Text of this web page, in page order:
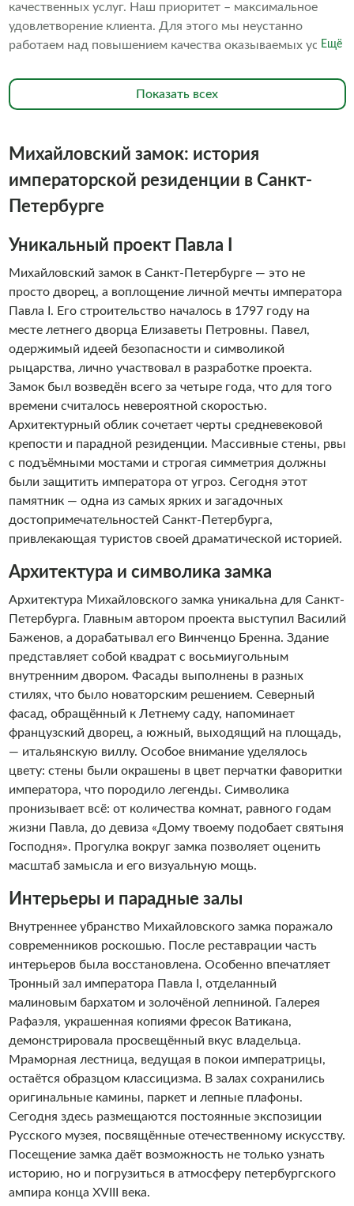
качественных услуг. Наш приоритет – максимальное
удовлетворение клиента. Для этого мы неустанно
работаем над повышением качества оказываемых услуг.
состояние наших судов. В исправности содержатся
средства безопасности. Наш персонал обладает высокой
безопасным. Мы знаем, что речные прогулки - это
незабываемое развлечение, которое сильно отличается
от других видов транспорта свежим воздухом и
недоступными ранее видами на достопримечательности
города с воды. Мы знаем, что речные прогулки - это
незабываемое удовольствие, поэтому водные прогулки с
командой «Алые паруса» обязан себе позволить каждый
гость Санкт- Петербурга. И, конечно, каждый житель
города должен периодически баловать себя ими. Добро
пожаловать на борт!
Ещё
Показать всех
Михайловский замок: история
императорской резиденции в Санкт-
Петербурге
Уникальный проект Павла I
Михайловский замок в Санкт-Петербурге — это не
просто дворец, а воплощение личной мечты императора
Павла I. Его строительство началось в 1797 году на
месте летнего дворца Елизаветы Петровны. Павел,
одержимый идеей безопасности и символикой
рыцарства, лично участвовал в разработке проекта.
Замок был возведён всего за четыре года, что для того
времени считалось невероятной скоростью.
Архитектурный облик сочетает черты средневековой
крепости и парадной резиденции. Массивные стены, рвы
с подъёмными мостами и строгая симметрия должны
были защитить императора от угроз. Сегодня этот
памятник — одна из самых ярких и загадочных
достопримечательностей Санкт-Петербурга,
привлекающая туристов своей драматической историей.
Архитектура и символика замка
Архитектура Михайловского замка уникальна для Санкт-
Петербурга. Главным автором проекта выступил Василий
Баженов, а дорабатывал его Винченцо Бренна. Здание
представляет собой квадрат с восьмиугольным
внутренним двором. Фасады выполнены в разных
стилях, что было новаторским решением. Северный
фасад, обращённый к Летнему саду, напоминает
французский дворец, а южный, выходящий на площадь,
— итальянскую виллу. Особое внимание уделялось
цвету: стены были окрашены в цвет перчатки фаворитки
императора, что породило легенды. Символика
пронизывает всё: от количества комнат, равного годам
жизни Павла, до девиза «Дому твоему подобает святыня
Господня». Прогулка вокруг замка позволяет оценить
масштаб замысла и его визуальную мощь.
Интерьеры и парадные залы
Внутреннее убранство Михайловского замка поражало
современников роскошью. После реставрации часть
интерьеров была восстановлена. Особенно впечатляет
Тронный зал императора Павла I, отделанный
малиновым бархатом и золочёной лепниной. Галерея
Рафаэля, украшенная копиями фресок Ватикана,
демонстрировала просвещённый вкус владельца.
Мраморная лестница, ведущая в покои императрицы,
остаётся образцом классицизма. В залах сохранились
оригинальные камины, паркет и лепные плафоны.
Сегодня здесь размещаются постоянные экспозиции
Русского музея, посвящённые отечественному искусству.
Посещение замка даёт возможность не только узнать
историю, но и погрузиться в атмосферу петербургского
ампира конца XVIII века.